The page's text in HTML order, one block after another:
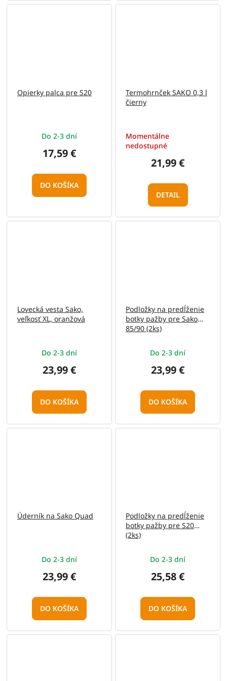
Opierky palca pre S20
Do 2-3 dní
17,59 €
DO KOŠÍKA
Termohrnček SAKO 0,3 l
čierny
Momentálne
nedostupné
21,99 €
DETAIL
Lovecká vesta Sako,
veľkosť XL, oranžová
Do 2-3 dní
23,99 €
DO KOŠÍKA
Podložky na predĺženie
botky pažby pre Sako
85/90 (2ks)
Do 2-3 dní
23,99 €
DO KOŠÍKA
Úderník na Sako Quad
Do 2-3 dní
23,99 €
DO KOŠÍKA
Podložky na predĺženie
botky pažby pre S20
(2ks)
Do 2-3 dní
25,58 €
DO KOŠÍKA